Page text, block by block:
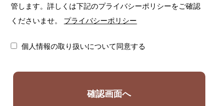
管します。詳しくは下記のプライバシーポリシーをご確認
くださいませ。
プライバシーポリシー
個人情報の取り扱いについて同意する